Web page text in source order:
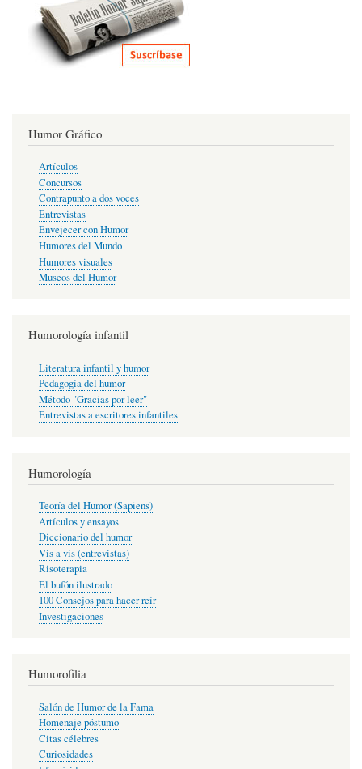
Humor Gráfico
Artículos
Concursos
Contrapunto a dos voces
Entrevistas
Envejecer con Humor
Humores del Mundo
Humores visuales
Museos del Humor
Humorología infantil
Literatura infantil y humor
Pedagogía del humor
Método "Gracias por leer"
Entrevistas a escritores infantiles
Humorología
Teoría del Humor (Sapiens)
Artículos y ensayos
Diccionario del humor
Vis a vis (entrevistas)
Risoterapia
El bufón ilustrado
100 Consejos para hacer reír
Investigaciones
Humorofilia
Salón de Humor de la Fama
Homenaje póstumo
Citas célebres
Curiosidades